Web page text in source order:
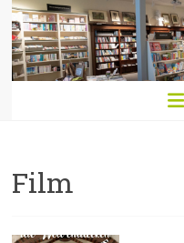
Film